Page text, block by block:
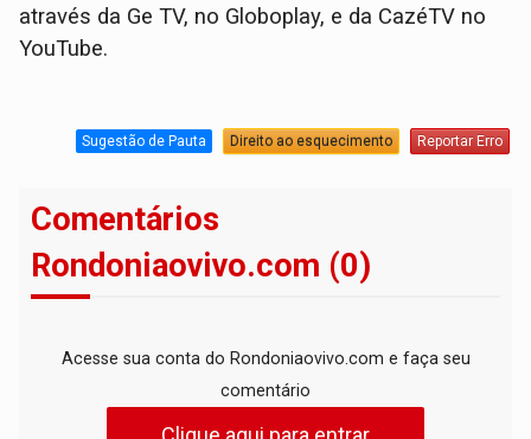
através da Ge TV, no Globoplay, e da CazéTV no
YouTube.
Sugestão de Pauta Direito ao esquecimento Reportar Erro
Comentários
Rondoniaovivo.com (0)
Acesse sua conta do Rondoniaovivo.com e faça seu
comentário